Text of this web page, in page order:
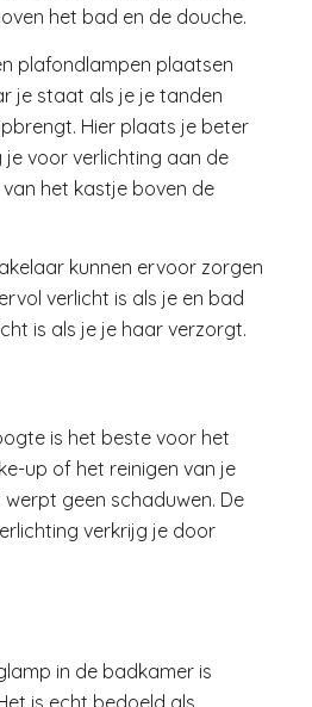
het bad en de douche.
plafondlampen plaatsen
je staat als je je tanden
Hier plaats je beter
voor verlichting aan de
het kastje boven de
kunnen ervoor zorgen
verlicht is als je en bad
is als je je haar verzorgt.
is het beste voor het
up of het reinigen van je
geen schaduwen. De
verkrijg je door
in de badkamer is
is echt bedoeld als